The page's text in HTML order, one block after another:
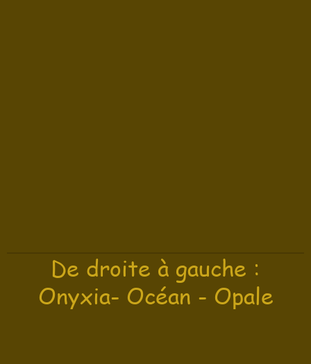
De droite à gauche :
Onyxia- Océan - Opale